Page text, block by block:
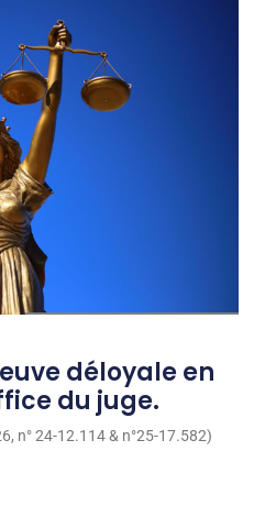
déloyale en
du juge.
n° 24-12.114 & n°25-17.582)